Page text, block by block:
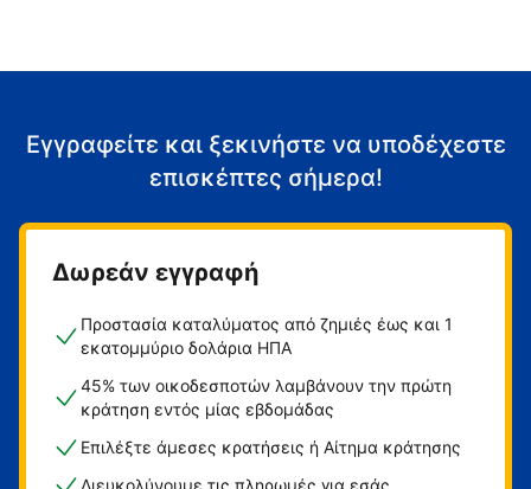
Εγγραφείτε και ξεκινήστε να υποδέχεστε
επισκέπτες σήμερα!
Δωρεάν εγγραφή
Προστασία καταλύματος από ζημιές έως και 1
εκατομμύριο δολάρια ΗΠΑ
45% των οικοδεσποτών λαμβάνουν την πρώτη
κράτηση εντός μίας εβδομάδας
Επιλέξτε άμεσες κρατήσεις ή Αίτημα κράτησης